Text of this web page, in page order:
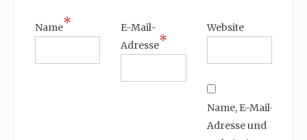
Name*
E-Mail-
Adresse*
Website
Name, E-Mail-
Adresse und